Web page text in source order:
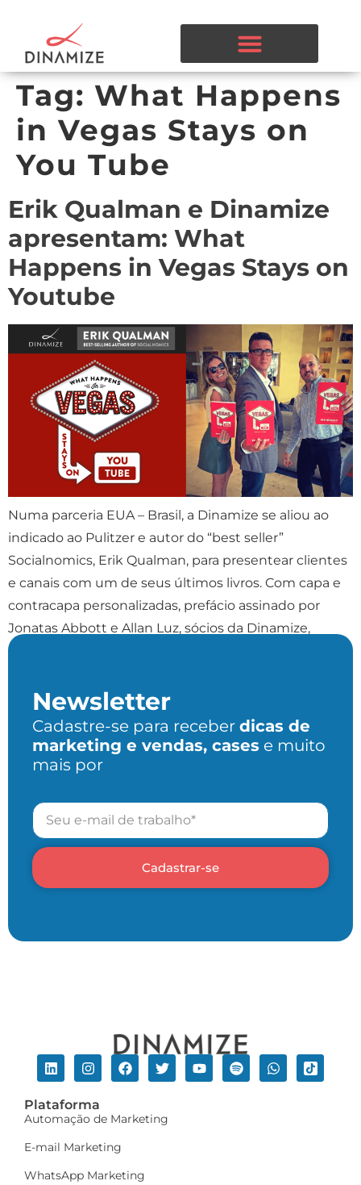
Tag: What Happens
in Vegas Stays on
You Tube
Erik Qualman e Dinamize
apresentam: What
Happens in Vegas Stays on
Youtube
Numa parceria EUA – Brasil, a Dinamize se aliou ao
indicado ao Pulitzer e autor do “best seller”
Socialnomics, Erik Qualman, para presentear clientes
e canais com um de seus últimos livros. Com capa e
contracapa personalizadas, prefácio assinado por
Jonatas Abbott e Allan Luz, sócios da Dinamize,
chega ao Brasil o livro What Happens […]
Newsletter
Cadastre-se para receber dicas de
marketing e vendas, cases e muito
mais por
Cadastrar-se
Plataforma
Automação de Marketing
E-mail Marketing
WhatsApp Marketing